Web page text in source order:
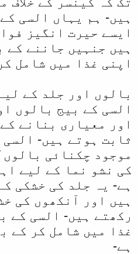
ل
ا
ہیں- ہم یہاں السی
ایسے حیرت انگیز
ہیں جنہیں جاننے کے
اپنی غذا میں شامل
بالوں اور جلد کے
السی کے بیج بالوں
اور معیاری بنانے
ثابت ہوتے ہیں-
کی نشو نما کے لیے
ہے- یہ جلد کی خشکی
ہیں اور آنکھوں کی
رکھتے ہیں- السی کے
غذا میں شامل کر کے
ہے-